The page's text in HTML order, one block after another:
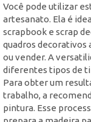
Você pode utilizar
artesanato. Ela é
scrapbook e scrap
quadros decorativos
ou vender. A
diferentes tipos de
Para obter um
trabalho, a
pintura. Esse